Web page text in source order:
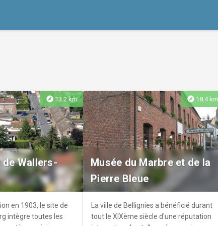
explore 13.2 km
Wallers-
en 1903, le site de
intègre toutes les
explore 18.4 km
Musée du Marbre et de la
Pierre Bleue
La ville de Bellignies a bénéficié durant
tout le XIXème siècle d'une réputation